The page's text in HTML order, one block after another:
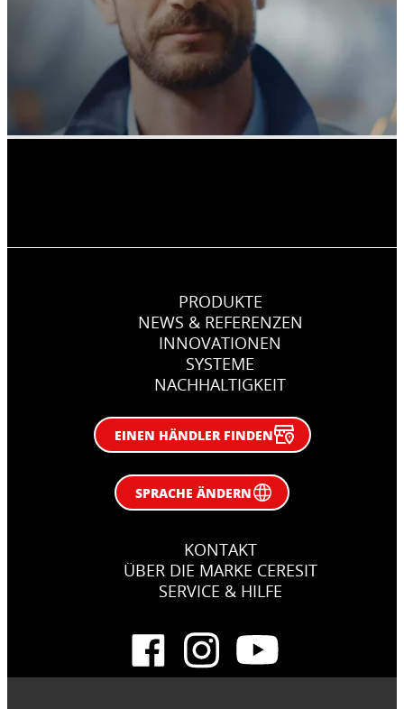
PRODUKTE
NEWS & REFERENZEN
INNOVATIONEN
SYSTEME
NACHHALTIGKEIT
EINEN HÄNDLER FINDEN
SPRACHE ÄNDERN
KONTAKT
ÜBER DIE MARKE CERESIT
SERVICE & HILFE